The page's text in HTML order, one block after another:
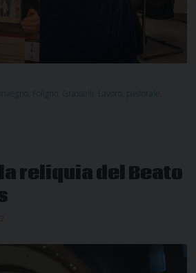
Foligno Grasselli Lavoro pastorale
reliquia del Beato